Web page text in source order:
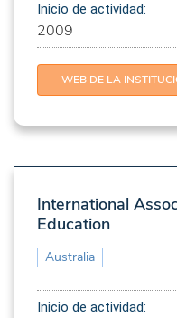
Inicio de actividad:
2009
WEB DE LA
International
Education
Australia
Inicio de actividad: